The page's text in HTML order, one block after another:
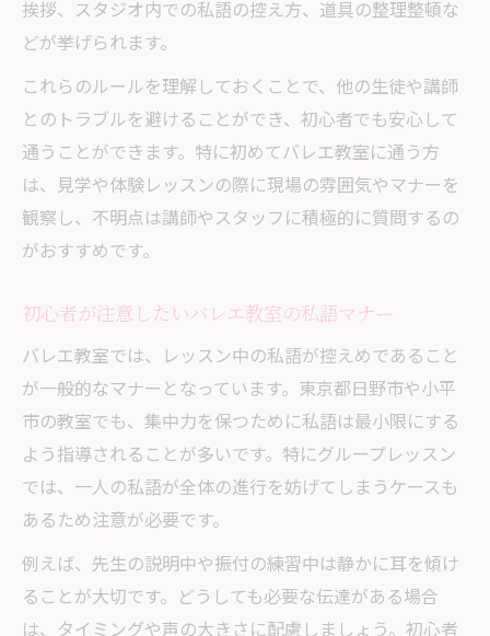
挨拶、スタジオ内での私語の控え方、道具の整理整頓な
どが挙げられます。
これらのルールを理解しておくことで、他の生徒や講師
とのトラブルを避けることができ、初心者でも安心して
通うことができます。特に初めてバレエ教室に通う方
は、見学や体験レッスンの際に現場の雰囲気やマナーを
観察し、不明点は講師やスタッフに積極的に質問するの
がおすすめです。
初心者が注意したいバレエ教室の私語マナー
バレエ教室では、レッスン中の私語が控えめであること
が一般的なマナーとなっています。東京都日野市や小平
市の教室でも、集中力を保つために私語は最小限にする
よう指導されることが多いです。特にグループレッスン
では、一人の私語が全体の進行を妨げてしまうケースも
あるため注意が必要です。
例えば、先生の説明中や振付の練習中は静かに耳を傾け
ることが大切です。どうしても必要な伝達がある場合
は、タイミングや声の大きさに配慮しましょう。初心者